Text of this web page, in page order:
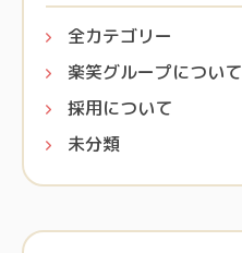
全カテゴリー
楽笑グループについて
採用について
未分類